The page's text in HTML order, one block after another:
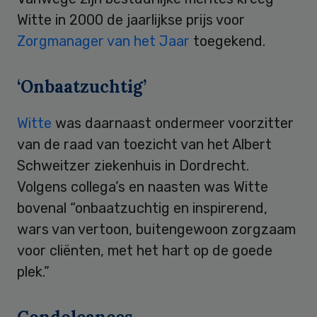
Witte in 2000 de jaarlijkse prijs voor
Zorgmanager van het Jaar toegekend.
‘Onbaatzuchtig’
Witte was daarnaast ondermeer voorzitter
van de raad van toezicht van het Albert
Schweitzer ziekenhuis in Dordrecht.
Volgens collega’s en naasten was Witte
bovenal “onbaatzuchtig en inspirerend,
wars van vertoon, buitengewoon zorgzaam
voor cliënten, met het hart op de goede
plek.”